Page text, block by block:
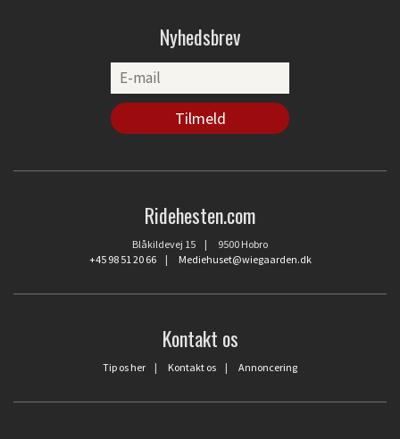
Nyhedsbrev
Ridehesten.com
Blåkildevej 15 | 9500 Hobro
+45 98 51 20 66| Mediehuset@wiegaarden.dk
Kontakt os
Tip os her | Kontakt os | Annoncering